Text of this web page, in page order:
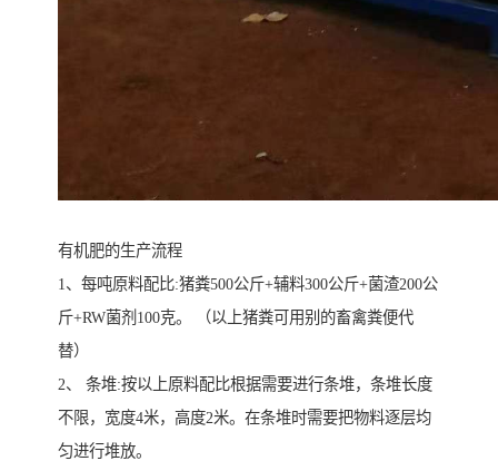
有机肥的生产流程
1、每吨原料配比:猪粪500公斤+辅料300公斤+菌渣200公
斤+RW菌剂100克。 （以上猪粪可用别的畜禽粪便代
替）
2、 条堆:按以上原料配比根据需要进行条堆，条堆长度
不限，宽度4米，高度2米。在条堆时需要把物料逐层均
匀进行堆放。